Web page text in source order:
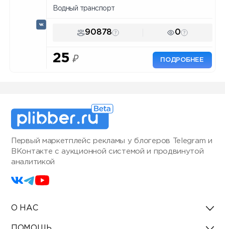
Водный транспорт
90878 0
25 ₽ ПОДРОБНЕЕ
Первый маркетплейс рекламы у блогеров Telegram и
ВКонтакте с аукционной системой и продвинутой
аналитикой
О НАС